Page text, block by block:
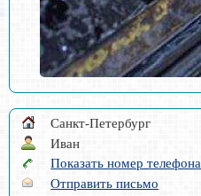
Санкт-Петербург
Иван
Показать номер телефона
Отправить письмо